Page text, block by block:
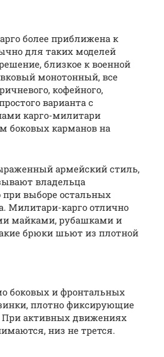
более приближена к
для таких моделей
близкое к военной
монотонный, все
кофейного,
варианта с
карго-милитари
боковых карманов на
армейский стиль,
владельца
выборе остальных
Милитари-карго отлично
майками, рубашками и
брюки шьют из плотной
боковых и фронтальных
плотно фиксирующие
активных движениях
низ не трется.